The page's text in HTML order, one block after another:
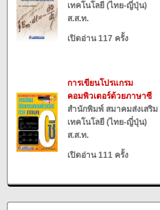
เทคโนโลยี (ไทย-ญี่ปุ่น)
ส.ส.ท.
เปิดอ่าน 117 ครั้ง
การเขียนโปรแกรม
คอมพิวเตอร์ด้วยภาษาซี
สำนักพิมพ์ สมาคมส่งเสริม
เทคโนโลยี (ไทย-ญี่ปุ่น)
ส.ส.ท.
เปิดอ่าน 111 ครั้ง